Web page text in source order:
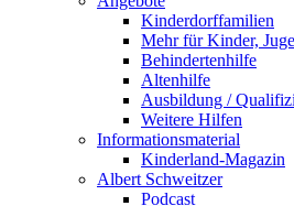
Kinderdorffamilien
Mehr für Kinder,
Behindertenhilfe
Altenhilfe
Ausbildung /
Weitere Hilfen
Informationsmaterial
Kinderland-Magazin
Albert Schweitzer
Podcast